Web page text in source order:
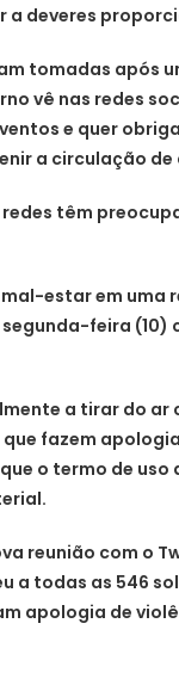
a deveres
tomadas após
vê nas redes
e quer
a circulação
têm
estar em uma
feira (10)
a tirar do ar
fazem
o termo de
reunião com o
a todas as 546
apologia de